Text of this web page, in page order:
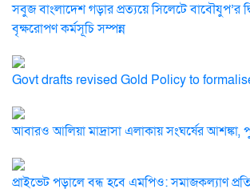
সবুজ বাংলাদেশ গড়ার প্রত্যয়ে সিলেটে বাবৌযুপ’র
বৃক্ষরোপণ কর্মসূচি সম্পন্ন
Govt drafts revised Gold Policy to
আবারও আলিয়া মাদ্রাসা এলাকায় সংঘর্ষের আশঙ্কা,
প্রাইভেট পড়ালে বন্ধ হবে এমপিও: সমাজকল্যাণ